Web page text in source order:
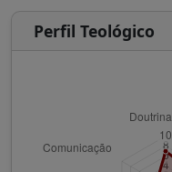
Perfil Teológico